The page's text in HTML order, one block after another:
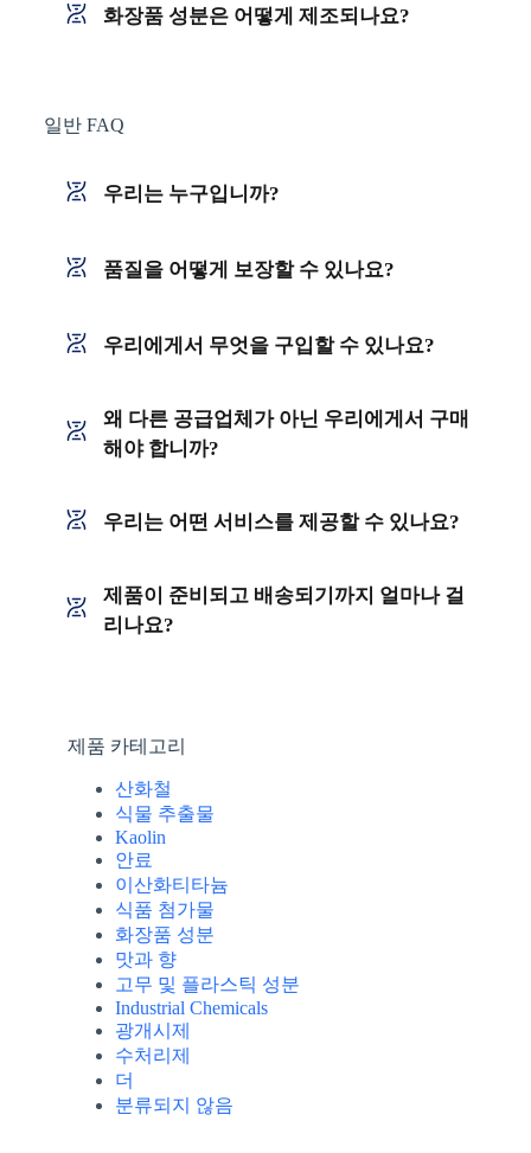
화장품 성분은 어떻게 제조되나요?
일반 FAQ
우리는 누구입니까?
품질을 어떻게 보장할 수 있나요?
우리에게서 무엇을 구입할 수 있나요?
왜 다른 공급업체가 아닌 우리에게서 구매
해야 합니까?
우리는 어떤 서비스를 제공할 수 있나요?
제품이 준비되고 배송되기까지 얼마나 걸
리나요?
제품 카테고리
산화철
식물 추출물
Kaolin
안료
이산화티타늄
식품 첨가물
화장품 성분
맛과 향
고무 및 플라스틱 성분
Industrial Chemicals
광개시제
수처리제
더
분류되지 않음